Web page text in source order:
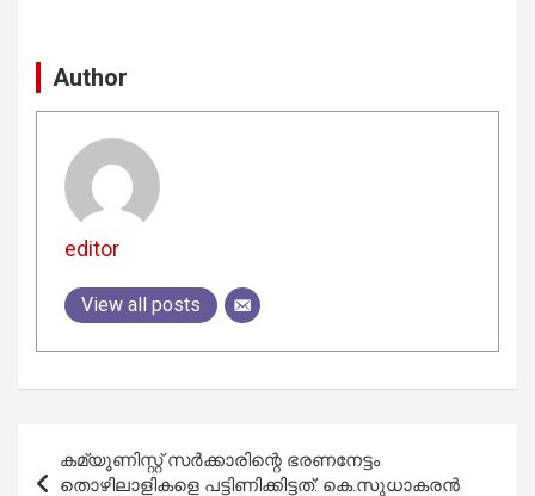
Author
editor
View all posts
navigation
കമ്യൂണിസ്റ്റ് സര്‍ക്കാരിന്റെ ഭരണനേട്ടം
തൊഴിലാളികളെ പട്ടിണിക്കിട്ടത്: കെ.സുധാകരന്‍